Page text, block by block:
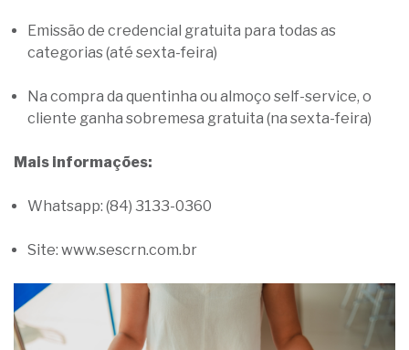
Emissão de credencial gratuita para todas as
categorias (até sexta-feira)
Na compra da quentinha ou almoço self-service, o
cliente ganha sobremesa gratuita (na sexta-feira)
Mais informações:
Whatsapp: (84) 3133-0360
Site: www.sescrn.com.br